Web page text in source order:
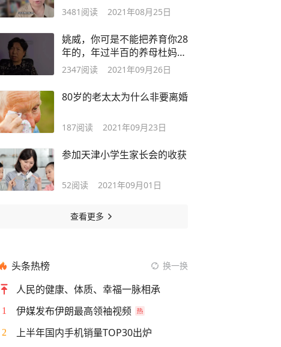
3481 阅读 2021年08月25日
姚威，你可是不能把养育你28
年的，年过半百的养母杜妈忘
记了呀
2347阅读 2021年09月26日
80岁的老太太为什么非要离婚
187阅读 2021年09月23日
参加天津小学生家长会的收获
52阅读 2021年09月01日
查看更多
头条热榜 换一换
人民的健康、体质、幸福一脉相承
1 伊媒发布伊朗最高领袖视频
2 上半年国内手机销量TOP30出炉